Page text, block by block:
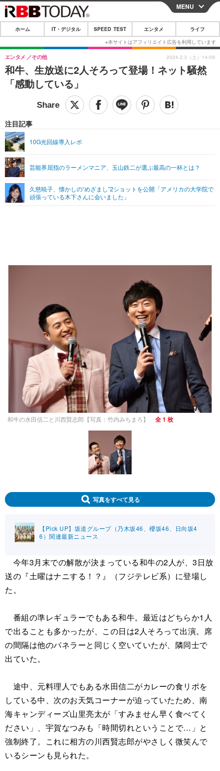
CLOSE
ホーム
IT・デジタル
IT・デジタルTOP スマートフォン
ショッピング その他
SPEED TEST
エンタメTOP 映画・ドラマ
グラビア ブログ
ショッピング その他
ライフTOP
リリース一覧
プッシュ通知の停止方法
MENU
ホーム IT・デジタル SPEED TEST エンタメ ライフ
和牛、生放送に2人そろって登場！ネット騒然
「感動している」
エンタメ その他
注目記事
10G光回線導入レポ
芸能界屈指のラーメンマニア、玉山鉄二が選ぶ最高の一杯とは？
久慈暁子、懐かしの“めざまし”2ショットを公開「アメリカの大学院で
頑張っている木下さんに会いました」
2024.2.3（土）14:09
和牛の水田信二と川西賢志郎【写真：竹内みちまろ】 全 1 枚
写真をすべて見る
【Pick UP】坂道グループ（乃木坂46、櫻坂46、日向坂4
6）関連最新ニュース
今年3月末での解散が決まっている和牛の2人が、3日放
送の『土曜はナニする！？』（フジテレビ系）に登場し
た。
番組の準レギュラーでもある和牛。最近はどちらか1人
で出ることも多かったが、この日は2人そろって出演。席
の間隔は他のパネラーと同じく空いていたが、隣同士で
出ていた。
途中、元料理人でもある水田信二がカレーの食リポを
している中、次のお天気コーナーが迫っていたため、南
海キャンディーズ山里亮太が「すみません早く食べてく
ださい」、宇賀なつみも「時間切れということで…」と
強制終了。これに相方の川西賢志郎がやさしく微笑んで
いるシーンも見られた。